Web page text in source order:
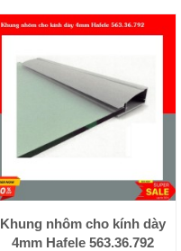
Khung nhôm cho kính dày
4mm Hafele 563.36.792